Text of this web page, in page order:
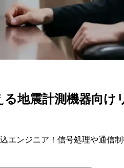
る地震計測機器向
エンジニア！信号処理や通信